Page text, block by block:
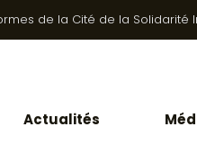
de la Cité de la Solidarité
Actualités